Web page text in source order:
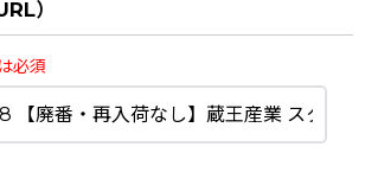
）
必須